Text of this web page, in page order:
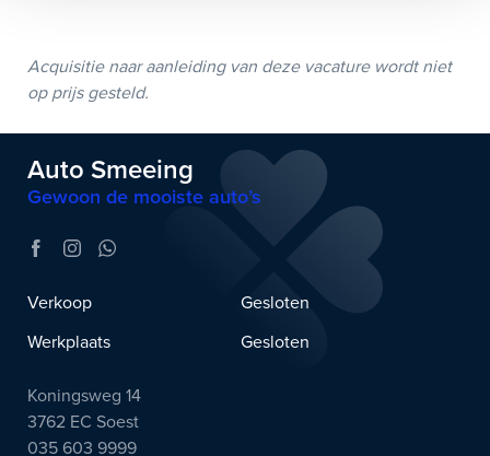
Acquisitie naar aanleiding van deze vacature wordt niet
op prijs gesteld.
Auto Smeeing
Gewoon de mooiste auto’s
Verkoop
Gesloten
Werkplaats
Gesloten
Koningsweg 14
3762 EC Soest
035 603 9999